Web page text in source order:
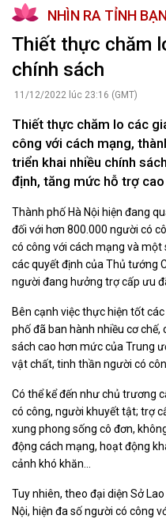
NHÌN RA TỈNH
Thiết thực chăm
chính sách
11/12/2022 lúc 23:16 (GMT)
Thiết thực chăm lo các
công với cách mạng,
triển khai nhiều chính
định, tăng mức hỗ trợ
Thành phố Hà Nội hiện đang
đối với hơn 800.000 người có
có công với cách mạng và
các quyết định của Thủ tướng
người đang hưởng trợ cấp ưu
Bên cạnh việc thực hiện tốt
phố đã ban hành nhiều cơ chế,
sách cao hơn mức của Trung
vật chất, tinh thần người có
Có thể kể đến như chủ trương
có công, người khuyết tật; trợ
xung phong sống cô đơn,
động cách mạng, hoạt động
cảnh khó khăn...
Tuy nhiên, theo đại diện Sở
Nội, hiện đa số người có công